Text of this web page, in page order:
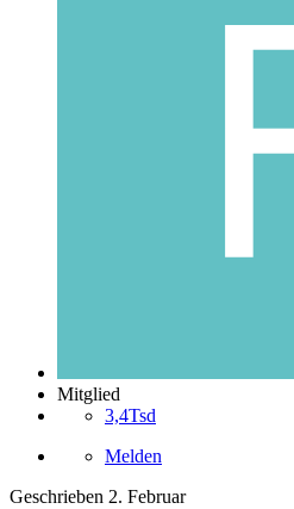
Mitglied
3,4Tsd
Melden
Geschrieben 2. Februar